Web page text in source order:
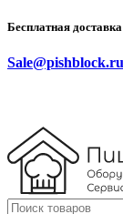
Бесплатная
Sale@pishblock.ru